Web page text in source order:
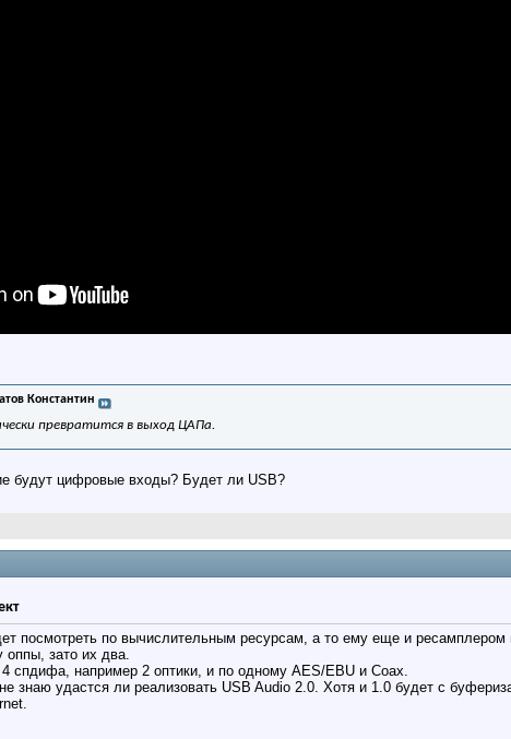
Константин
превратится в выход ЦАПа.
будут цифровые входы? Будет ли USB?
посмотреть по вычислительным ресурсам, а то ему еще и
зато их два.
спдифа, например 2 оптики, и по одному AES/EBU и Coax.
знаю удастся ли реализовать USB Audio 2.0. Хотя и 1.0 будет с